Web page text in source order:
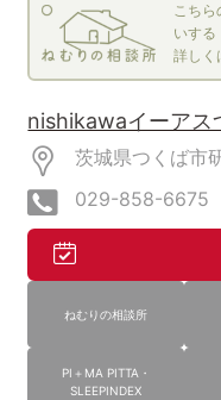
こちら
いする
詳しく
nishikawaイーアス
茨城県つくば市
029-858-6675
ねむりの相談所
PI＋MA PITTA・
SLEEPINDEX